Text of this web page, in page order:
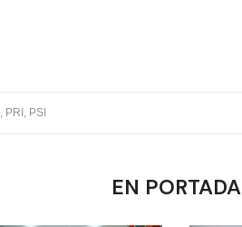
PRI PSI
EN PORTADA